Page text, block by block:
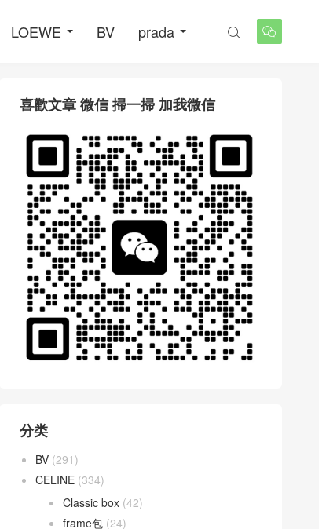
LOEWE BV prada 

喜歡文章 微信 掃一掃 加我微信
分类
BV (291)
CELINE (334)
Classic box (42)
frame包 (24)